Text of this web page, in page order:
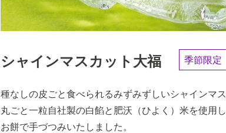
シャインマスカット大福 季節限定
種なしの皮ごと食べられるみずみずしいシャインマ
丸ごと一粒自社製の白餡と肥沃（ひよく）米を使用
お餅で手づつみいたしました。